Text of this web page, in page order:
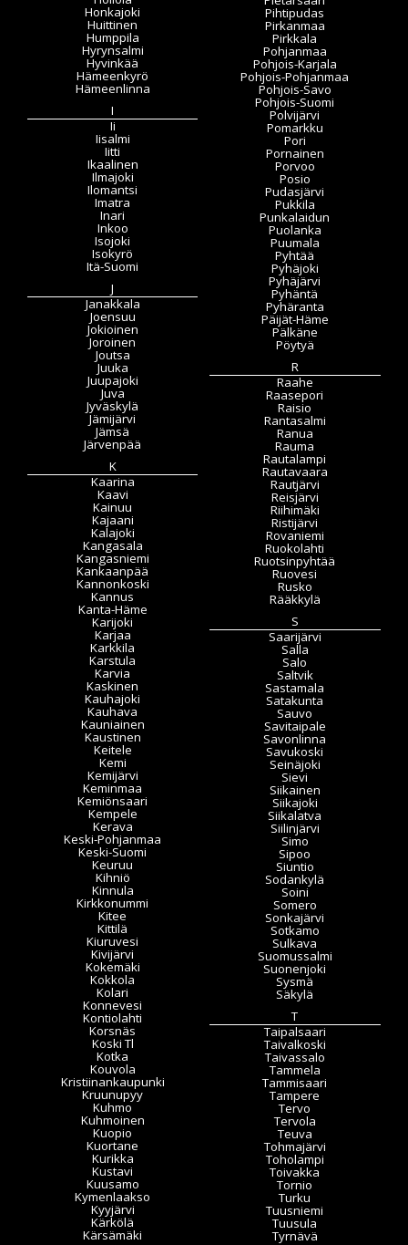
Honkajoki
Huittinen
Humppila
Hyrynsalmi
Hyvinkää
Hämeenkyrö
Hämeenlinna
I
Ii
Iisalmi
Iitti
Ikaalinen
Ilmajoki
Ilomantsi
Imatra
Inari
Inkoo
Isojoki
Isokyrö
Itä-Suomi
J
Janakkala
Joensuu
Jokioinen
Joroinen
Joutsa
Juuka
Juupajoki
Juva
Jyväskylä
Jämijärvi
Jämsä
Järvenpää
K
Kaarina
Kaavi
Kainuu
Kajaani
Kalajoki
Kangasala
Kangasniemi
Kankaanpää
Kannonkoski
Kannus
Kanta-Häme
Karijoki
Karjaa
Karkkila
Karstula
Karvia
Kaskinen
Kauhajoki
Kauhava
Kauniainen
Kaustinen
Keitele
Kemi
Kemijärvi
Keminmaa
Kemiönsaari
Kempele
Kerava
Keski-Pohjanmaa
Keski-Suomi
Keuruu
Kihniö
Kinnula
Kirkkonummi
Kitee
Kittilä
Kiuruvesi
Kivijärvi
Kokemäki
Kokkola
Kolari
Konnevesi
Kontiolahti
Korsnäs
Koski Tl
Kotka
Kouvola
Kristiinankaupunki
Kruunupyy
Kuhmo
Kuhmoinen
Kuopio
Kuortane
Kurikka
Kustavi
Kuusamo
Kymenlaakso
Kyyjärvi
Kärkölä
Kärsämäki
Pihtipudas
Pirkanmaa
Pirkkala
Pohjanmaa
Pohjois-Karjala
Pohjois-Pohjanmaa
Pohjois-Savo
Pohjois-Suomi
Polvijärvi
Pomarkku
Pori
Pornainen
Porvoo
Posio
Pudasjärvi
Pukkila
Punkalaidun
Puolanka
Puumala
Pyhtää
Pyhäjoki
Pyhäjärvi
Pyhäntä
Pyhäranta
Päijät-Häme
Pälkäne
Pöytyä
R
Raahe
Raasepori
Raisio
Rantasalmi
Ranua
Rauma
Rautalampi
Rautavaara
Rautjärvi
Reisjärvi
Riihimäki
Ristijärvi
Rovaniemi
Ruokolahti
Ruotsinpyhtää
Ruovesi
Rusko
Rääkkylä
S
Saarijärvi
Salla
Salo
Saltvik
Sastamala
Satakunta
Sauvo
Savitaipale
Savonlinna
Savukoski
Seinäjoki
Sievi
Siikainen
Siikajoki
Siikalatva
Siilinjärvi
Simo
Sipoo
Siuntio
Sodankylä
Soini
Somero
Sonkajärvi
Sotkamo
Sulkava
Suomussalmi
Suonenjoki
Sysmä
Säkylä
T
Taipalsaari
Taivalkoski
Taivassalo
Tammela
Tammisaari
Tampere
Tervo
Tervola
Teuva
Tohmajärvi
Toholampi
Toivakka
Tornio
Turku
Tuusniemi
Tuusula
Tyrnävä